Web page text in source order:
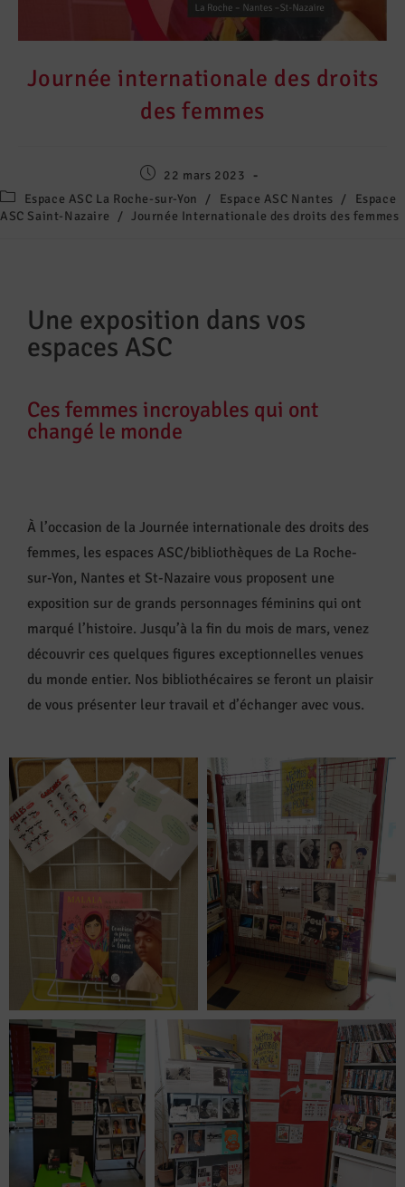
Journée internationale des droits
des femmes
22 mars 2023
Espace ASC La Roche-sur-Yon
/ Espace ASC Nantes /
Espace
ASC Saint-Nazaire
/ Journée Internationale des droits des femmes
Une exposition dans vos
espaces ASC
Ces femmes incroyables qui ont
changé le monde
À l’occasion de la Journée internationale des droits des
femmes, les espaces ASC/bibliothèques de La Roche-
sur-Yon, Nantes et St-Nazaire vous proposent une
exposition sur de grands personnages féminins qui ont
marqué l’histoire. Jusqu’à la fin du mois de mars, venez
découvrir ces quelques figures exceptionnelles venues
du monde entier. Nos bibliothécaires se feront un plaisir
de vous présenter leur travail et d’échanger avec vous.